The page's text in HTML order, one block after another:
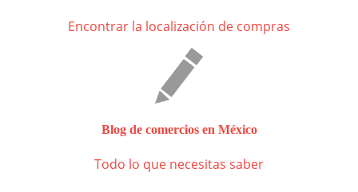
Encontrar la localización de compras
Blog de comercios en México
Todo lo que necesitas saber